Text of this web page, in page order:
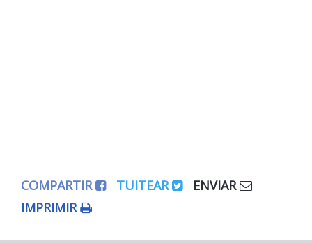
COMPARTIR TUITEAR
ENVIAR
IMPRIMIR